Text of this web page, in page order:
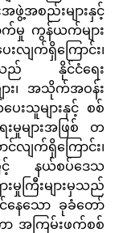
အစည်းများနှင့်
ာက်မှု ကွန်ယက်များ
ျက်ရှိကြောင်း၊
နိုင်ငံရေး
ား၊ အသိုက်အဝန်း
ေးသူများနှင့် စစ်
များအဖြစ် တ
က်ရှိကြောင်း၊
ဖြင့် နယ်စပ်ဒေသ
ကြီးများမှသည်
နေသော ခုခံတော်
ာ အကြမ်းဖက်စစ်